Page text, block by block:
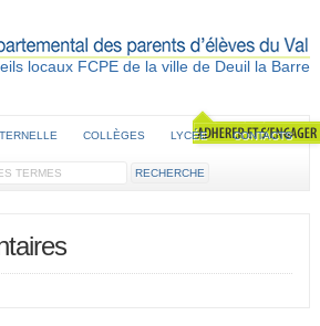
locaux FCPE de la ville de Deuil la Barre
COLLÈGES LYCÉE CONTACTS